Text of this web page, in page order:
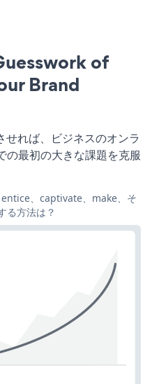
of
Brand
れば、ビジネスのオンラ
の最初の大きな課題を克服
、captivate、make、そ
る方法は？